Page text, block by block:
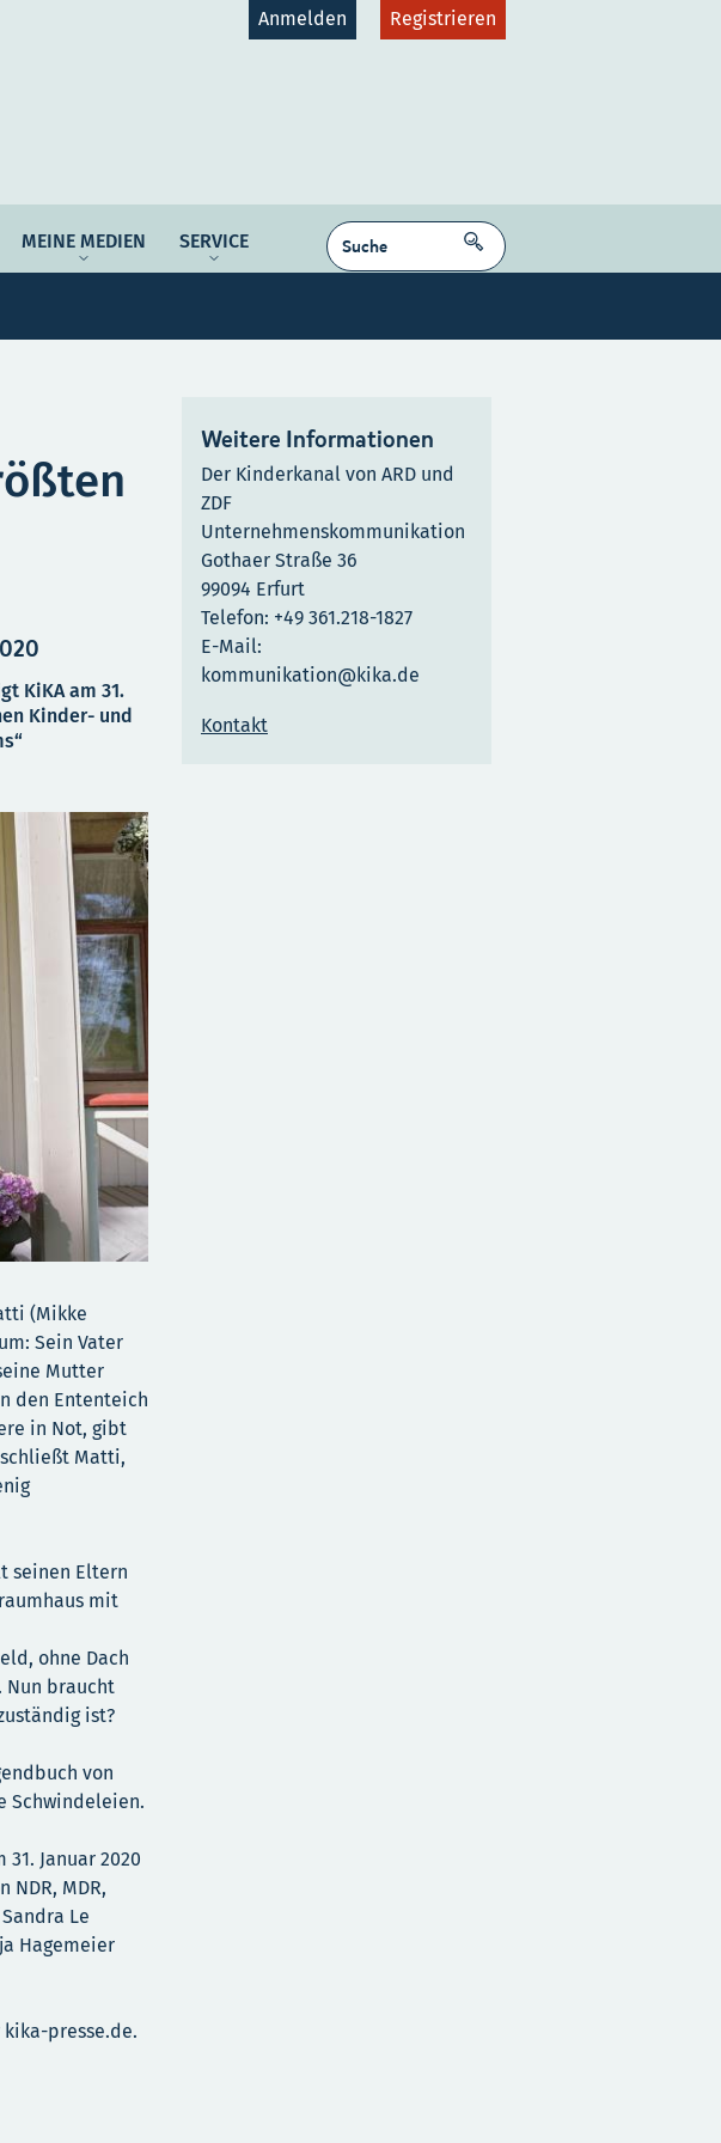
Anmelden Registrieren
MEINE MEDIEN SERVICE SUCHEN
Zielgruppen Plattformen
Previews Podcast
KiKA am 31.
Kinder- und
(Mikke
Sein Vater
Mutter
den Ententeich
in Not, gibt
Matti,
seinen Eltern
mit
ohne Dach
Nun braucht
ist?
von
Schwindeleien.
Januar 2020
NDR, MDR,
Le
Hagemeier
presse.de.
Weitere Informationen
Der Kinderkanal von ARD und
ZDF
Unternehmenskommunikation
Gothaer Straße 36
99094 Erfurt
Telefon: +49 361.218-1827
E-Mail:
kommunikation@kika.de
Kontakt